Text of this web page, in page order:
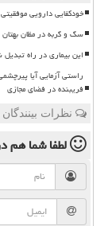
خودکفایی دارویی
سگ و گربه در مظان بهتان
این بیماری در راه
راستی آزمایی آیا
فریبنده در فضای مجازی
نظرات
لطفا شما هم